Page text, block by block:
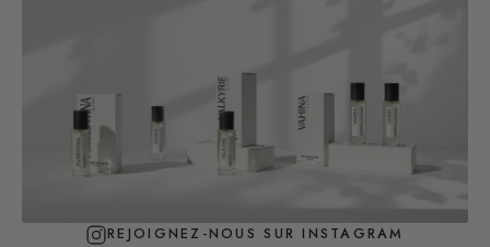
REJOIGNEZ-NOUS SUR INSTAGRAM